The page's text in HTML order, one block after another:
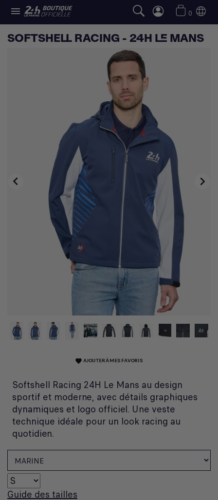
 0
SOFTSHELL RACING - 24H LE MANS
 
favorite AJOUTER À MES FAVORIS
Softshell Racing 24H Le Mans au design
sportif et moderne, avec détails graphiques
dynamiques et logo officiel. Une veste
technique idéale pour un look racing au
quotidien.
Guide des tailles